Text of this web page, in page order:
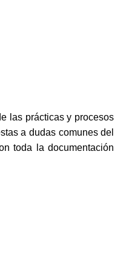
las prácticas y procesos
a dudas comunes del
toda la documentación